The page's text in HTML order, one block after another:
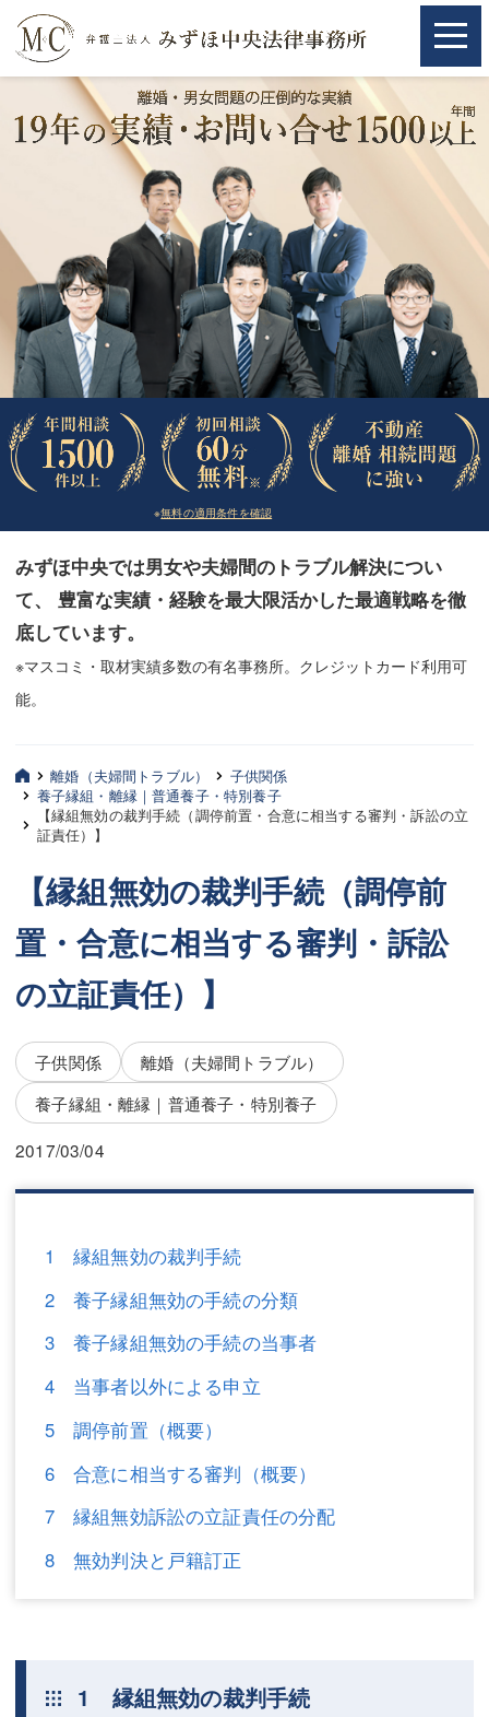
取扱分野
相続・遺言
離婚（夫婦間トラブル）
企業法務
労働問題（解雇，残業等）
刑事弁護
交通事故
法律相談など（その他）
お客様へ
みずほ中央の特長・実質編
三平 聡史
酒井 博之
坂本 陽一
桶川 聡
三平 隆史
吉元 優仁
小川 祐
弁護士費用
離婚（夫婦間トラブル）
企業法務
不動産登記
商業登記
マスコミ取材・実績
※無料の適用条件を確認
みずほ中央では男女や夫婦間のトラブル解決につい
て、 豊富な実績・経験を最大限活かした最適戦略を徹
底しています。
※マスコミ・取材実績多数の有名事務所。クレジットカード利用可
能。
取扱分野
相続・遺言
離婚（夫婦間トラブル）
企業法務
労働問題（解雇，残業等）
刑事弁護
交通事故
法律相談など（その他）
お客様へ
みずほ中央の特長・実質編
三平 聡史
酒井 博之
坂本 陽一
桶川 聡
三平 隆史
吉元 優仁
弁護士費用
不動産
企業法務
労働問題（解雇，残業等）
商業登記
調査・書面作成
アクセス
離婚（夫婦間トラブル）
子供関係
養子縁組・離縁｜普通養子・特別養子
【縁組無効の裁判手続（調停前置・合意に相当する審判・訴訟の立
証責任）】
【縁組無効の裁判手続（調停前
置・合意に相当する審判・訴訟
の立証責任）】
子供関係
離婚（夫婦間トラブル）
養子縁組・離縁｜普通養子・特別養子
2017/03/04
1 縁組無効の裁判手続
2 養子縁組無効の手続の分類
3 養子縁組無効の手続の当事者
4 当事者以外による申立
5 調停前置（概要）
6 合意に相当する審判（概要）
7 縁組無効訴訟の立証責任の分配
8 無効判決と戸籍訂正
1 縁組無効の裁判手続